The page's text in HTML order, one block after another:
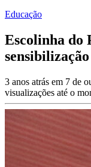
Educação
Escolinha do
3 anos atrás em 7 de
visualizações até o